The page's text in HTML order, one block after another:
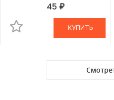
45 руб.В КОРЗИНЕ
КУПИТЬ